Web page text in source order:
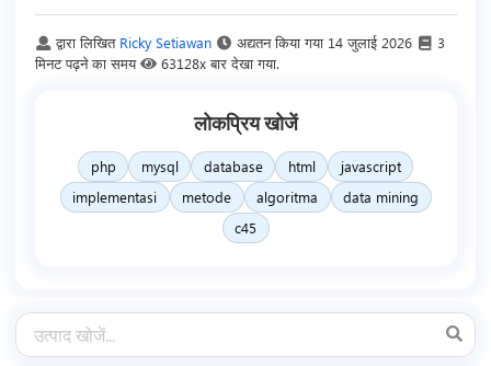
द्वारा लिखित Ricky Setiawan अद्यतन किया गया 14 जुलाई 2026
3
मिनट पढ़ने का समय
63128x बार देखा गया.
लोकप्रिय खोजें
php mysql database html
javascript
implementasi
metode algoritma
data mining
c45